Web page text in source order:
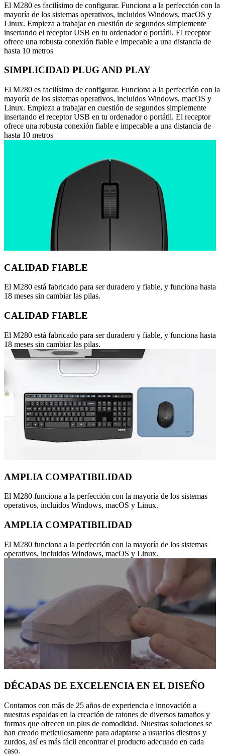
El M280 es facilísimo de configurar. Funciona a la perfección con la
mayoría de los sistemas operativos, incluidos Windows, macOS y
Linux. Empieza a trabajar en cuestión de segundos simplemente
insertando el receptor USB en tu ordenador o portátil. El receptor
ofrece una robusta conexión fiable e impecable a una distancia de
hasta 10 metros
SIMPLICIDAD PLUG AND PLAY
El M280 es facilísimo de configurar. Funciona a la perfección con la
mayoría de los sistemas operativos, incluidos Windows, macOS y
Linux. Empieza a trabajar en cuestión de segundos simplemente
insertando el receptor USB en tu ordenador o portátil. El receptor
ofrece una robusta conexión fiable e impecable a una distancia de
hasta 10 metros
CALIDAD FIABLE
El M280 está fabricado para ser duradero y fiable, y funciona hasta
18 meses sin cambiar las pilas.
CALIDAD FIABLE
El M280 está fabricado para ser duradero y fiable, y funciona hasta
18 meses sin cambiar las pilas.
AMPLIA COMPATIBILIDAD
El M280 funciona a la perfección con la mayoría de los sistemas
operativos, incluidos Windows, macOS y Linux.
AMPLIA COMPATIBILIDAD
El M280 funciona a la perfección con la mayoría de los sistemas
operativos, incluidos Windows, macOS y Linux.
DÉCADAS DE EXCELENCIA EN EL DISEÑO
Contamos con más de 25 años de experiencia e innovación a
nuestras espaldas en la creación de ratones de diversos tamaños y
formas que ofrecen un plus de comodidad. Nuestras soluciones se
han creado meticulosamente para adaptarse a usuarios diestros y
zurdos, así es más fácil encontrar el producto adecuado en cada
caso.